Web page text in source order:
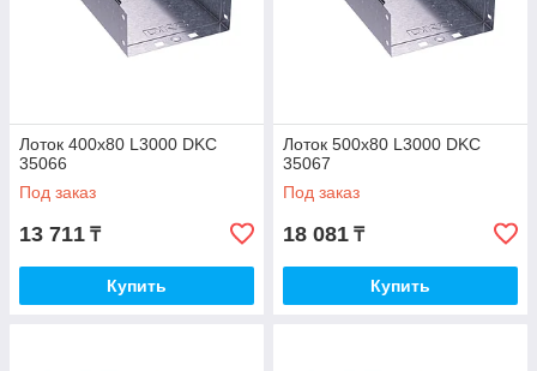
Лоток 400х80 L3000 DKC
35066
Под заказ
13 711 ₸
Купить
Лоток 500х80 L3000 DKC
35067
Под заказ
18 081 ₸
Купить